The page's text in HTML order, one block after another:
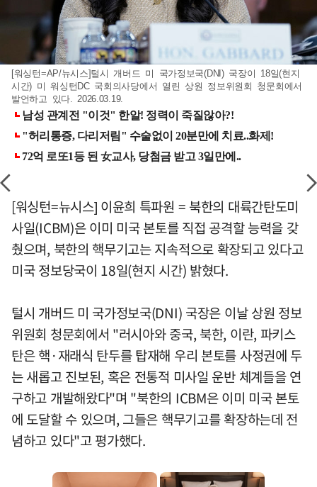
[워싱턴=AP/뉴시스]털시 개버드 미 국가정보국(DNI) 국장이 18일(현지
시간) 미 워싱턴DC 국회의사당에서 열린 상원 정보위원회 청문회에서
발언하고 있다. 2026.03.19.
[워싱턴=뉴시스] 이윤희 특파원 = 북한의 대륙간탄도미
사일(ICBM)은 이미 미국 본토를 직접 공격할 능력을 갖
췄으며, 북한의 핵무기고는 지속적으로 확장되고 있다고
미국 정보당국이 18일(현지 시간) 밝혔다.
털시 개버드 미 국가정보국(DNI) 국장은 이날 상원 정보
위원회 청문회에서 "러시아와 중국, 북한, 이란, 파키스
탄은 핵·재래식 탄두를 탑재해 우리 본토를 사정권에 두
는 새롭고 진보된, 혹은 전통적 미사일 운반 체계들을 연
구하고 개발해왔다"며 "북한의 ICBM은 이미 미국 본토
에 도달할 수 있으며, 그들은 핵무기고를 확장하는데 전
념하고 있다"고 평가했다.